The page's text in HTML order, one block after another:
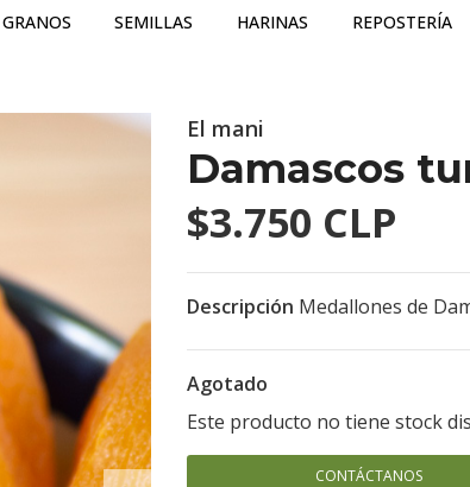
GRANOS SEMILLAS HARINAS REPOSTERÍA
El mani
Damascos
$3.750 CLP
Descripción Medallones de
Agotado
Este producto no tiene stock
CONTÁCTANOS